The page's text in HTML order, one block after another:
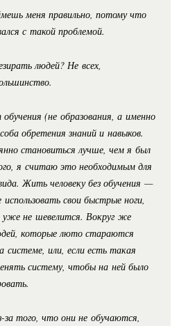
меня правильно, потому что
с такой проблемой.
людей? Не всех,
(не образования, а именно
обретения знаний и навыков.
становиться лучше, чем я был
я считаю это необходимым для
Жить человеку без обучения —
свои быстрые ноги,
не шевелится. Вокруг же
которые люто стараются
системе, или, если есть такая
систему, чтобы на ней было
за того, что они не обучаются,